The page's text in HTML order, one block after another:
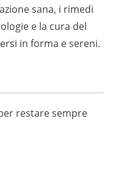
sana, i rimedi
e la cura del
in forma e sereni.
restare sempre